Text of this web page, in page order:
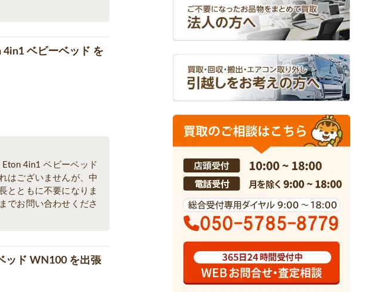
ベビーベッド を
4in1 ベビーベッド
はございませんが、中
とともに不要になりま
でお問い合わせくださ
ッド WN100 を出張